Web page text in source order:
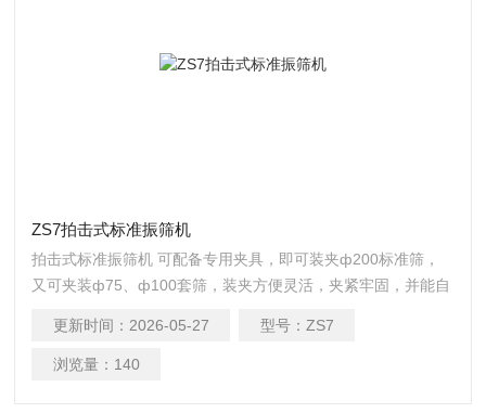
ZS7拍击式标准振筛机
拍击式标准振筛机 可配备专用夹具，即可装夹ф200标准筛，
又可夹装ф75、ф100套筛，装夹方便灵活，夹紧牢固，并能自
更新时间： 2026-05-27 型号： ZS7
浏览量： 140